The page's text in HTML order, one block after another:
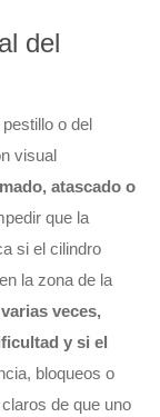
del
o del
visual
atascado o
que la
si el cilindro
la zona de la
veces,
y si el
bloqueos o
de que uno